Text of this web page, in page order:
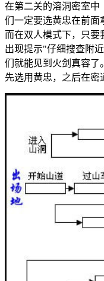
在第二关的溶洞密室中
们一定要选黄忠在前面
而在双人模式下，只
出现提示"仔细搜查附
们就能见到火剑真容了
先选用黄忠，之后在密